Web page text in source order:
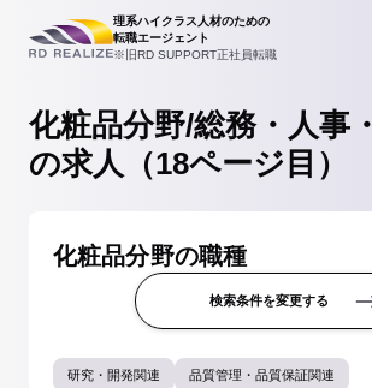
理系ハイクラス人材のための
転職エージェント
※旧RD SUPPORT正社員転職
化粧品分野/総務・人事
の求人（18ページ目）
化粧品分野の職種
検索条件を変更する
研究・開発関連 品質管理・品質保証関連